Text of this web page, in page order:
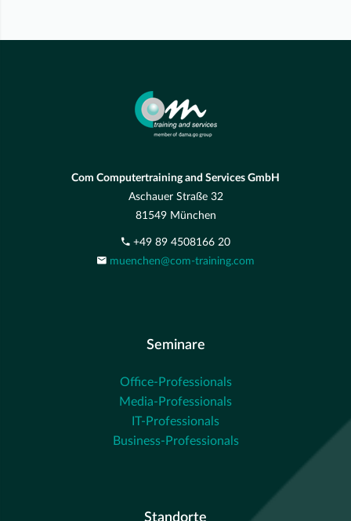
Com Computertraining and Services GmbH
Aschauer Straße 32
81549 München
+49 89 4508166 20
muenchen@com-training.com
Seminare
Office-Professionals
Media-Professionals
IT-Professionals
Business-Professionals
Standorte